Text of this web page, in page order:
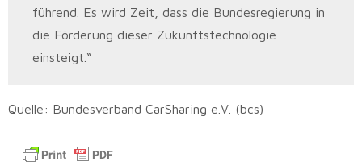
führend. Es wird Zeit, dass die Bundesregierung in
die Förderung dieser Zukunftstechnologie
einsteigt.“
Quelle: Bundesverband CarSharing e.V. (bcs)